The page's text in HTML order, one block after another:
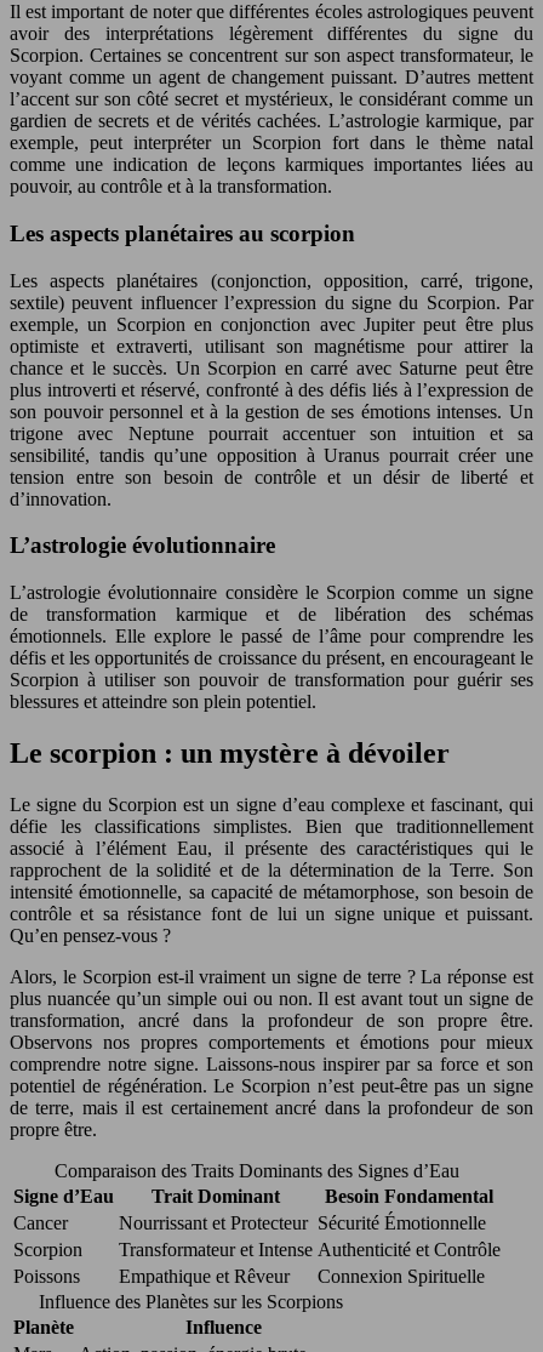
Il est important de noter que différentes écoles astrologiques peuvent
avoir des interprétations légèrement différentes du signe du
Scorpion. Certaines se concentrent sur son aspect transformateur, le
voyant comme un agent de changement puissant. D’autres mettent
l’accent sur son côté secret et mystérieux, le considérant comme un
gardien de secrets et de vérités cachées. L’astrologie karmique, par
exemple, peut interpréter un Scorpion fort dans le thème natal
comme une indication de leçons karmiques importantes liées au
pouvoir, au contrôle et à la transformation.
Les aspects planétaires au scorpion
Les aspects planétaires (conjonction, opposition, carré, trigone,
sextile) peuvent influencer l’expression du signe du Scorpion. Par
exemple, un Scorpion en conjonction avec Jupiter peut être plus
optimiste et extraverti, utilisant son magnétisme pour attirer la
chance et le succès. Un Scorpion en carré avec Saturne peut être
plus introverti et réservé, confronté à des défis liés à l’expression de
son pouvoir personnel et à la gestion de ses émotions intenses. Un
trigone avec Neptune pourrait accentuer son intuition et sa
sensibilité, tandis qu’une opposition à Uranus pourrait créer une
tension entre son besoin de contrôle et un désir de liberté et
d’innovation.
L’astrologie évolutionnaire
L’astrologie évolutionnaire considère le Scorpion comme un signe
de transformation karmique et de libération des schémas
émotionnels. Elle explore le passé de l’âme pour comprendre les
défis et les opportunités de croissance du présent, en encourageant le
Scorpion à utiliser son pouvoir de transformation pour guérir ses
blessures et atteindre son plein potentiel.
Le scorpion : un mystère à dévoiler
Le signe du Scorpion est un signe d’eau complexe et fascinant, qui
défie les classifications simplistes. Bien que traditionnellement
associé à l’élément Eau, il présente des caractéristiques qui le
rapprochent de la solidité et de la détermination de la Terre. Son
intensité émotionnelle, sa capacité de métamorphose, son besoin de
contrôle et sa résistance font de lui un signe unique et puissant.
Qu’en pensez-vous ?
Alors, le Scorpion est-il vraiment un signe de terre ? La réponse est
plus nuancée qu’un simple oui ou non. Il est avant tout un signe de
transformation, ancré dans la profondeur de son propre être.
Observons nos propres comportements et émotions pour mieux
comprendre notre signe. Laissons-nous inspirer par sa force et son
potentiel de régénération. Le Scorpion n’est peut-être pas un signe
de terre, mais il est certainement ancré dans la profondeur de son
propre être.
Comparaison des Traits Dominants des Signes d’Eau
Signe d’Eau
Trait Dominant
Besoin Fondamental
Cancer
Nourrissant et Protecteur Sécurité Émotionnelle
Scorpion
Transformateur et Intense Authenticité et Contrôle
Poissons
Empathique et Rêveur
Connexion Spirituelle
Influence des Planètes sur les Scorpions
Planète
Influence